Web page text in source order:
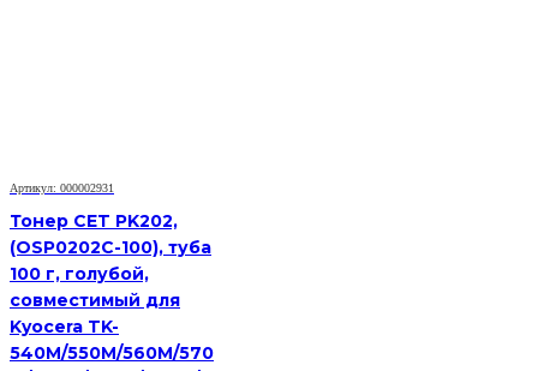
Артикул: 000002931
Тонер CET PK202,
(OSP0202C-100), туба
100 г, голубой,
совместимый для
Kyocera TK-
540M/550M/560M/570